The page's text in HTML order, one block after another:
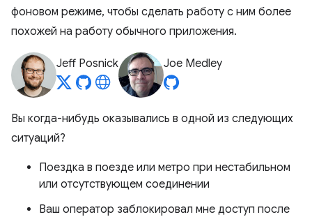
фоновом режиме, чтобы сделать работу с ним более
похожей на работу обычного приложения.
Jeff Posnick Joe Medley
Вы когда-нибудь оказывались в одной из следующих
ситуаций?
Поездка в поезде или метро при нестабильном
или отсутствующем соединении
Ваш оператор заблокировал мне доступ после